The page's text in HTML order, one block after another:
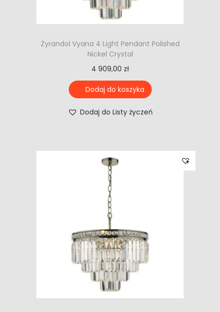
Żyrandol Vyana 4 Light Pendant Polished
Nickel Crystal
4 909,00 zł
Dodaj do koszyka
Dodaj do Listy życzeń